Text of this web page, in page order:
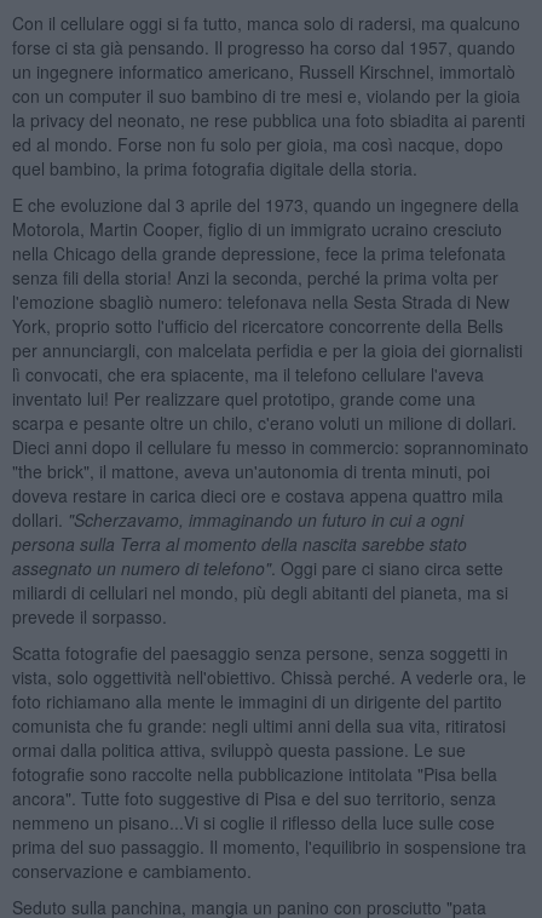
Con il cellulare oggi si fa tutto, manca solo di radersi, ma qualcuno
forse ci sta già pensando. Il progresso ha corso dal 1957, quando
un ingegnere informatico americano, Russell Kirschnel, immortalò
con un computer il suo bambino di tre mesi e, violando per la gioia
la privacy del neonato, ne rese pubblica una foto sbiadita ai parenti
ed al mondo. Forse non fu solo per gioia, ma così nacque, dopo
quel bambino, la prima fotografia digitale della storia.
E che evoluzione dal 3 aprile del 1973, quando un ingegnere della
Motorola, Martin Cooper, figlio di un immigrato ucraino cresciuto
nella Chicago della grande depressione, fece la prima telefonata
senza fili della storia! Anzi la seconda, perché la prima volta per
l'emozione sbagliò numero: telefonava nella Sesta Strada di New
York, proprio sotto l'ufficio del ricercatore concorrente della Bells
per annunciargli, con malcelata perfidia e per la gioia dei giornalisti
lì convocati, che era spiacente, ma il telefono cellulare l'aveva
inventato lui! Per realizzare quel prototipo, grande come una
scarpa e pesante oltre un chilo, c'erano voluti un milione di dollari.
Dieci anni dopo il cellulare fu messo in commercio: soprannominato
"the brick", il mattone, aveva un'autonomia di trenta minuti, poi
doveva restare in carica dieci ore e costava appena quattro mila
dollari. "Scherzavamo, immaginando un futuro in cui a ogni
persona sulla Terra al momento della nascita sarebbe stato
assegnato un numero di telefono". Oggi pare ci siano circa sette
miliardi di cellulari nel mondo, più degli abitanti del pianeta, ma si
prevede il sorpasso.
Scatta fotografie del paesaggio senza persone, senza soggetti in
vista, solo oggettività nell'obiettivo. Chissà perché. A vederle ora, le
foto richiamano alla mente le immagini di un dirigente del partito
comunista che fu grande: negli ultimi anni della sua vita, ritiratosi
ormai dalla politica attiva, sviluppò questa passione. Le sue
fotografie sono raccolte nella pubblicazione intitolata "Pisa bella
ancora". Tutte foto suggestive di Pisa e del suo territorio, senza
nemmeno un pisano...Vi si coglie il riflesso della luce sulle cose
prima del suo passaggio. Il momento, l'equilibrio in sospensione tra
conservazione e cambiamento.
Seduto sulla panchina, mangia un panino con prosciutto "pata